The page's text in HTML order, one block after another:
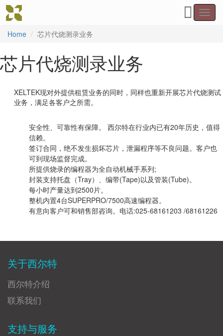
Home
芯片代烧测录业务
芯片代烧测录业务
XELTEK现对外提供租赁业务的同时，同样也重新开展芯片代烧测试
业务，满足各客户之所需。
安全性、可靠性有保障。 西尔特在行业内已有20年历史，值得
信赖。
签订合同，绝不发生损坏芯片，泄漏程序等不良问题。客户也
可到现场监督完成。
所提供烧录的编程器为全自动机械手系列;
封装支持托盘（Tray）、编带(Tape)以及管装(Tube)。
每小时产量达到2500片。
整机内置4台SUPERPRO/7500高速编程器。
有意向客户可和销售部咨询。电话:025-68161203 /68161226
关于西尔特
西尔特介绍
联系我们
支持与服务